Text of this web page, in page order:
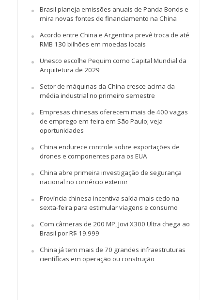
Brasil planeja emissões anuais de Panda Bonds e
mira novas fontes de financiamento na China
Acordo entre China e Argentina prevê troca de até
RMB 130 bilhões em moedas locais
Unesco escolhe Pequim como Capital Mundial da
Arquitetura de 2029
Setor de máquinas da China cresce acima da
média industrial no primeiro semestre
Empresas chinesas oferecem mais de 400 vagas
de emprego em feira em São Paulo; veja
oportunidades
China endurece controle sobre exportações de
drones e componentes para os EUA
China abre primeira investigação de segurança
nacional no comércio exterior
Província chinesa incentiva saída mais cedo na
sexta-feira para estimular viagens e consumo
Com câmeras de 200 MP, Jovi X300 Ultra chega ao
Brasil por R$ 19.999
China já tem mais de 70 grandes infraestruturas
científicas em operação ou construção